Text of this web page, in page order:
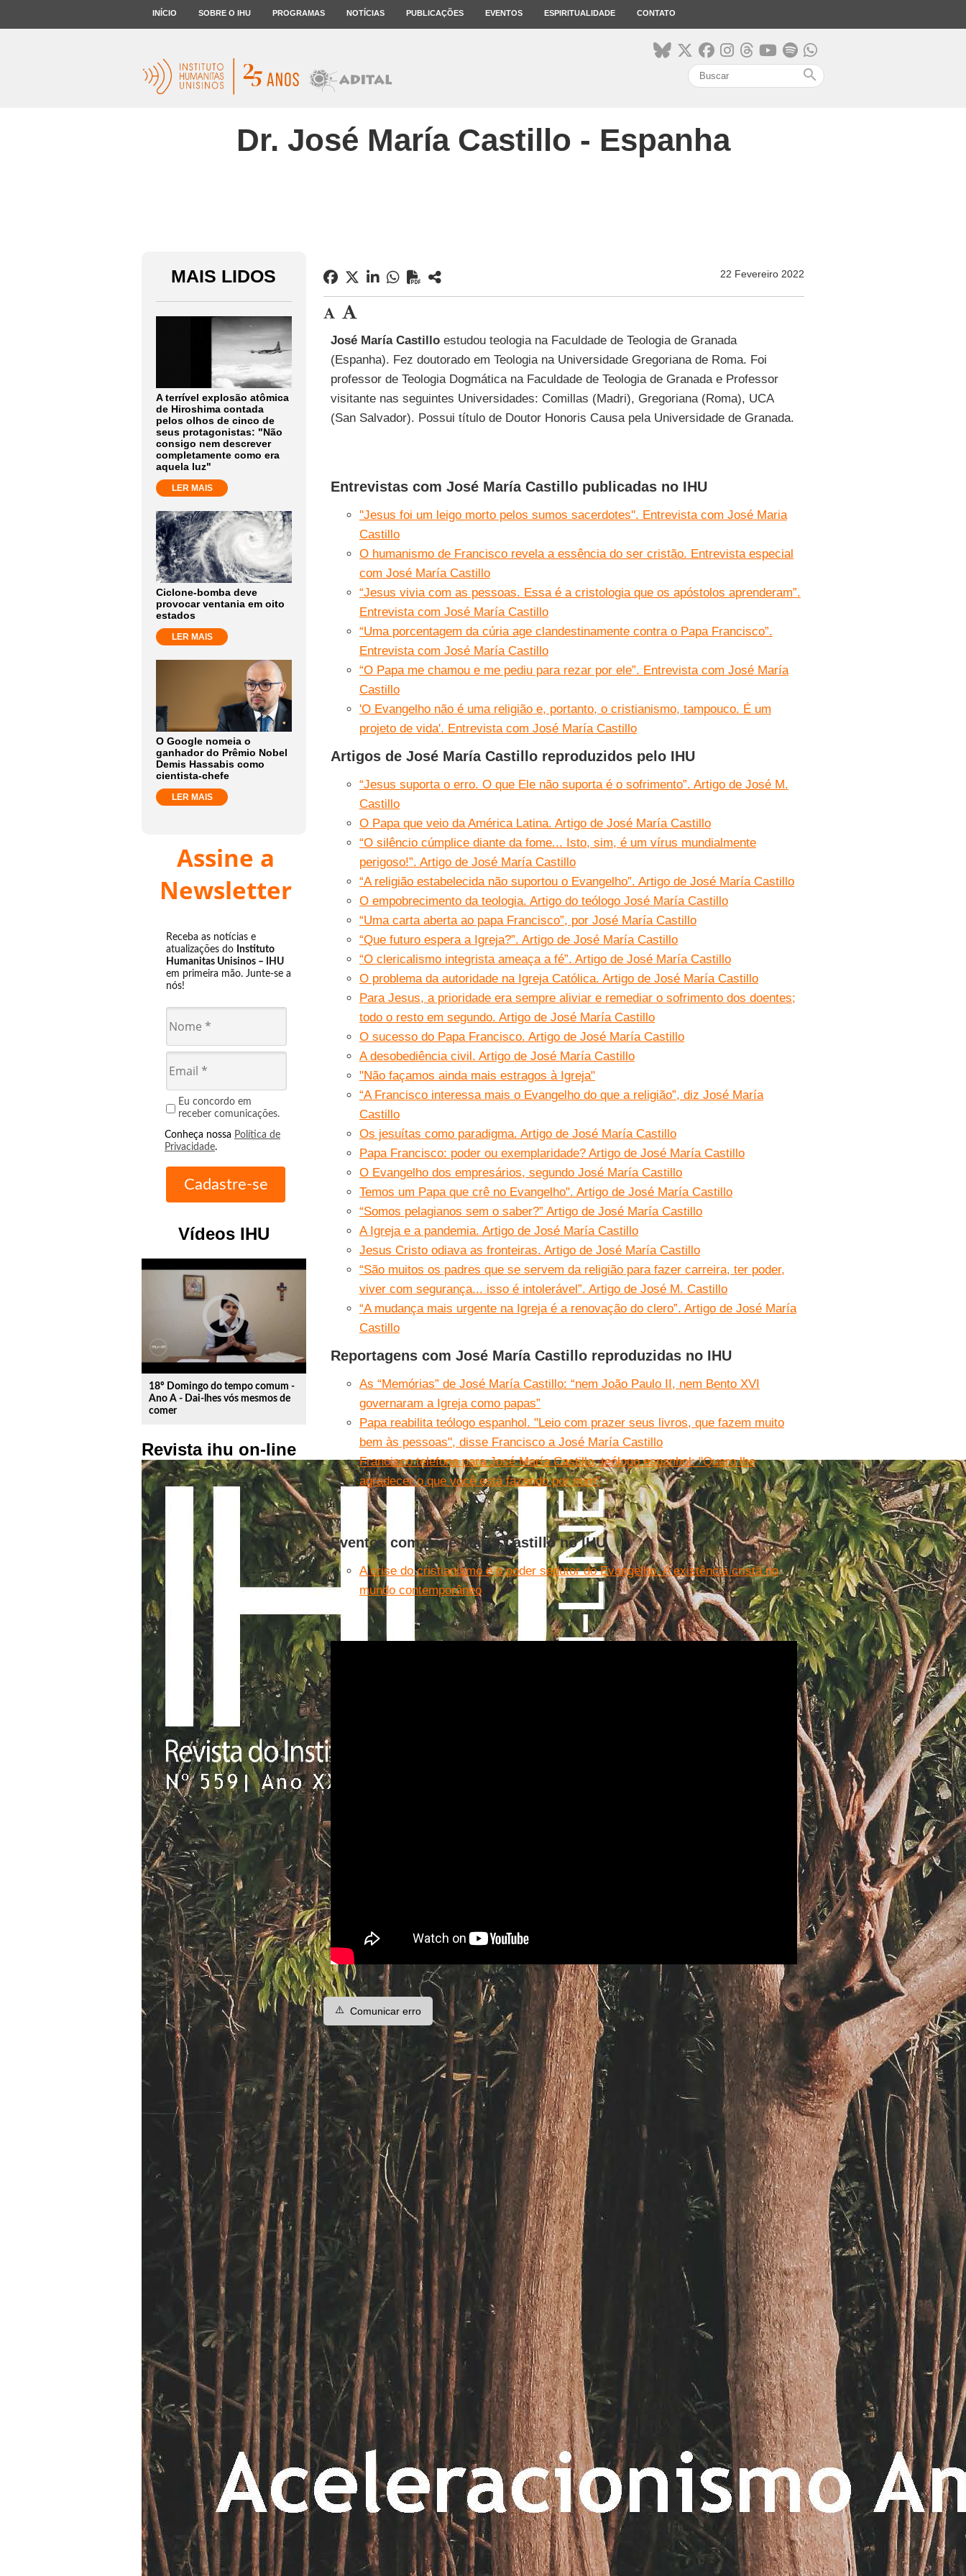
INÍCIO SOBRE O IHU PROGRAMAS NOTÍCIAS PUBLICAÇÕES EVENTOS ESPIRITUALIDADE CONTATO
search
Dr. José María Castillo - Espanha
MAIS LIDOS
A terrível explosão atômica
de Hiroshima contada
pelos olhos de cinco de
seus protagonistas: "Não
consigo nem descrever
completamente como era
aquela luz"
LER MAIS
Ciclone-bomba deve
provocar ventania em oito
estados
LER MAIS
O Google nomeia o
ganhador do Prêmio Nobel
Demis Hassabis como
cientista-chefe
LER MAIS
Assine a
Newsletter
Receba as notícias e
atualizações do Instituto
Humanitas Unisinos – IHU
em primeira mão. Junte-se a
nós!
Eu concordo em
receber comunicações.
Conheça nossa Política de
Privacidade.
Vídeos IHU
play_circle_outline
18º Domingo do tempo comum -
Ano A - Dai-lhes vós mesmos de
comer
Revista ihu on-line
22 Fevereiro 2022
José María Castilloestudou teologia na Faculdade de Teologia de Granada
(Espanha). Fez doutorado em Teologia na Universidade Gregoriana de Roma. Foi
professor de Teologia Dogmática na Faculdade de Teologia de Granada e Professor
visitante nas seguintes Universidades: Comillas (Madri), Gregoriana (Roma), UCA
(San Salvador). Possui título de Doutor Honoris Causa pela Universidade de Granada.
Entrevistas com José María Castillo publicadas no IHU
''Jesus foi um leigo morto pelos sumos sacerdotes''. Entrevista com José Maria
Castillo
O humanismo de Francisco revela a essência do ser cristão. Entrevista especial
com José María Castillo
“Jesus vivia com as pessoas. Essa é a cristologia que os apóstolos aprenderam”.
Entrevista com José María Castillo
“Uma porcentagem da cúria age clandestinamente contra o Papa Francisco”.
Entrevista com José María Castillo
“O Papa me chamou e me pediu para rezar por ele”. Entrevista com José María
Castillo
'O Evangelho não é uma religião e, portanto, o cristianismo, tampouco. É um
projeto de vida'. Entrevista com José María Castillo
Artigos de José María Castillo reproduzidos pelo IHU
“Jesus suporta o erro. O que Ele não suporta é o sofrimento”. Artigo de José M.
Castillo
O Papa que veio da América Latina. Artigo de José María Castillo
“O silêncio cúmplice diante da fome... Isto, sim, é um vírus mundialmente
perigoso!”. Artigo de José María Castillo
“A religião estabelecida não suportou o Evangelho”. Artigo de José María Castillo
O empobrecimento da teologia. Artigo do teólogo José María Castillo
“Uma carta aberta ao papa Francisco”, por José María Castillo
“Que futuro espera a Igreja?”. Artigo de José María Castillo
“O clericalismo integrista ameaça a fé”. Artigo de José María Castillo
O problema da autoridade na Igreja Católica. Artigo de José María Castillo
Para Jesus, a prioridade era sempre aliviar e remediar o sofrimento dos doentes;
todo o resto em segundo. Artigo de José María Castillo
O sucesso do Papa Francisco. Artigo de José María Castillo
A desobediência civil. Artigo de José María Castillo
"Não façamos ainda mais estragos à Igreja"
“A Francisco interessa mais o Evangelho do que a religião”, diz José María
Castillo
Os jesuítas como paradigma. Artigo de José María Castillo
Papa Francisco: poder ou exemplaridade? Artigo de José María Castillo
O Evangelho dos empresários, segundo José María Castillo
Temos um Papa que crê no Evangelho". Artigo de José María Castillo
“Somos pelagianos sem o saber?” Artigo de José María Castillo
A Igreja e a pandemia. Artigo de José María Castillo
Jesus Cristo odiava as fronteiras. Artigo de José María Castillo
“São muitos os padres que se servem da religião para fazer carreira, ter poder,
viver com segurança... isso é intolerável”. Artigo de José M. Castillo
“A mudança mais urgente na Igreja é a renovação do clero”. Artigo de José María
Castillo
Reportagens com José María Castillo reproduzidas no IHU
As “Memórias” de José María Castillo: “nem João Paulo II, nem Bento XVI
governaram a Igreja como papas”
Papa reabilita teólogo espanhol. "Leio com prazer seus livros, que fazem muito
bem às pessoas", disse Francisco a José María Castillo
Francisco telefona para José María Castillo, teólogo espanhol: "Quero lhe
agradecer o que você está fazendo por mim"
Eventos com José María Castillo no IHU
A crise do cristianismo e o poder sedutor do Evangelho. A existência cristã no
mundo contemporâneo
⚠️ Comunicar erro